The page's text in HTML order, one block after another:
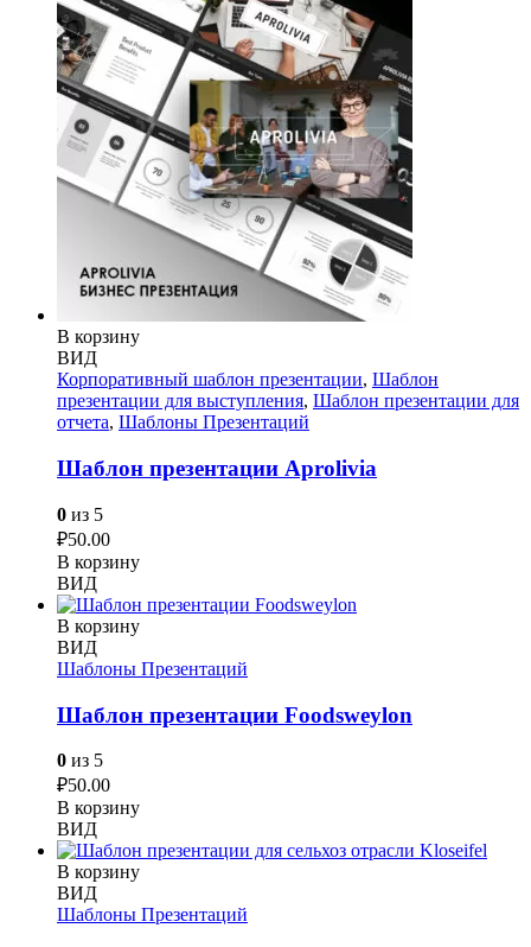
В корзину
ВИД
Корпоративный шаблон презентации, Шаблон
презентации для выступления, Шаблон презентации для
отчета, Шаблоны Презентаций
Шаблон презентации Aprolivia
0 из 5
₽50.00
В корзину
ВИД
В корзину
ВИД
Шаблоны Презентаций
Шаблон презентации Foodsweylon
0 из 5
₽50.00
В корзину
ВИД
В корзину
ВИД
Шаблоны Презентаций